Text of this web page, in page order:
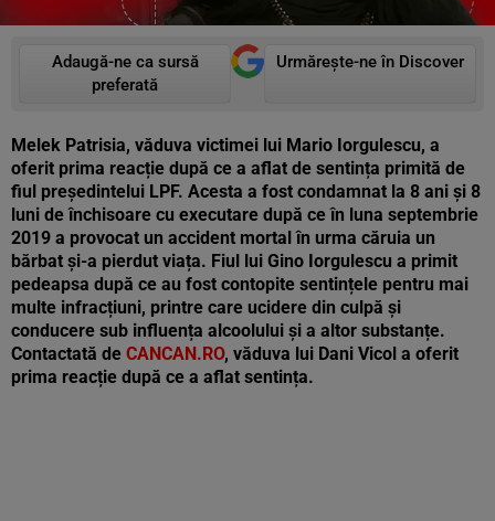
Adaugă-ne ca sursă
preferată
Urmărește-ne în Discover
Melek Patrisia, văduva victimei lui Mario Iorgulescu, a
oferit prima reacție după ce a aflat de sentința primită de
fiul președintelui LPF. Acesta a fost condamnat la 8 ani și 8
luni de închisoare cu executare după ce în luna septembrie
2019 a provocat un accident mortal în urma căruia un
bărbat și-a pierdut viața. Fiul lui Gino Iorgulescu a primit
pedeapsa după ce au fost contopite sentințele pentru mai
multe infracțiuni, printre care ucidere din culpă și
conducere sub influența alcoolului și a altor substanțe.
Contactată de CANCAN.RO, văduva lui Dani Vicol a oferit
prima reacție după ce a aflat sentința.